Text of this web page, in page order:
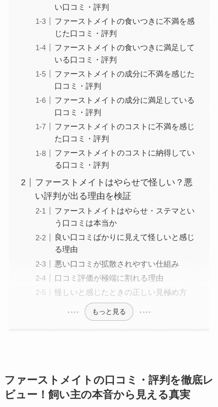
い口コミ・評判
ファーストメイトの食いつきに不満を感
じた口コミ・評判
ファーストメイトの食いつきに満足して
いる口コミ・評判
ファーストメイトの成分に不満を感じた
口コミ・評判
ファーストメイトの成分に満足している
口コミ・評判
ファーストメイトのコストに不満を感じ
た口コミ・評判
ファーストメイトのコストに納得してい
る口コミ・評判
ファーストメイトはやらせで怪しい？悪
い評判が出る理由を検証
ファーストメイトはやらせ・ステマとい
う口コミは本当か
良い口コミばかりに見えて怪しいと感じ
る理由
悪い口コミが拡散されやすい仕組み
口コミ評価が極端に割れる理由
怪しいと感じたときの正しい見極め方
もっと見る
ファーストメイトの口コミ・評判を徹底レ
ビュー！飼い主の本音から見える真実